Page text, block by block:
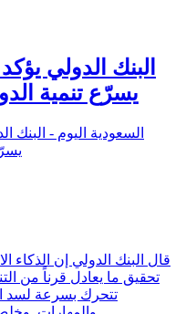
البنك الدولي
يسرّع تنمية
قال البنك الدولي إن الذكاء
تحقيق ما يعادل قرناً من
تتحرك بسرعة لسد